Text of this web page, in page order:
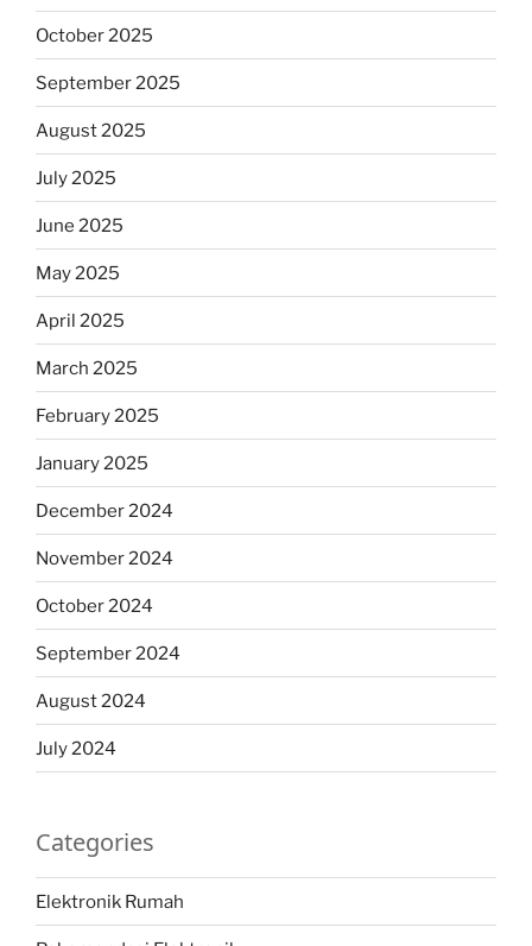
October 2025
September 2025
August 2025
July 2025
June 2025
May 2025
April 2025
March 2025
February 2025
January 2025
December 2024
November 2024
October 2024
September 2024
August 2024
July 2024
Categories
Elektronik Rumah